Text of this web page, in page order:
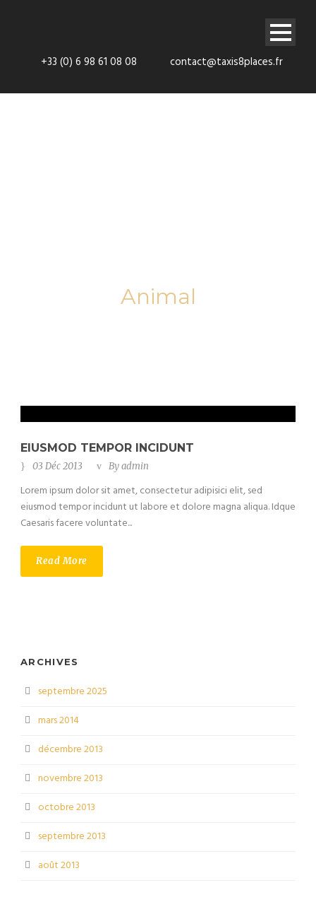
+33 (0) 6 98 61 08 08 contact@taxis8places.fr
Animal
EIUSMOD TEMPOR INCIDUNT
03 Déc 2013 Byadmin
Lorem ipsum dolor sit amet, consectetur adipisici elit, sed
eiusmod tempor incidunt ut labore et dolore magna aliqua. Idque
Caesaris facere voluntate...
Read More
ARCHIVES
septembre 2025
mars 2014
décembre 2013
novembre 2013
octobre 2013
septembre 2013
août 2013